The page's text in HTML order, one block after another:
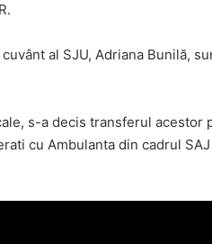
al SJU, Adriana Bunilă,
s-a decis transferul
cu Ambulanta din cadrul